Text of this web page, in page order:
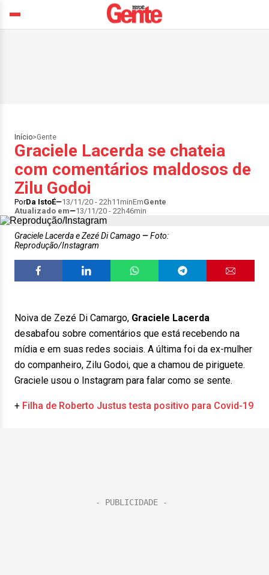
Início>Gente
Graciele Lacerda se chateia
com comentários maldosos de
Zilu Godoi
PorDa IstoÉ 13/11/20 - 22h11minEmGente
Atualizado em
13/11/20 - 22h46min
Graciele Lacerda e Zezé Di Camago
Foto:
Reprodução/Instagram
Noiva de Zezé Di Camargo, Graciele Lacerda
desabafou sobre comentários que está recebendo na
mídia e em suas redes sociais. A última foi da ex-mulher
do companheiro, Zilu Godoi, que a chamou de piriguete.
Graciele usou o Instagram para falar como se sente.
+ Filha de Roberto Justus testa positivo para Covid-19